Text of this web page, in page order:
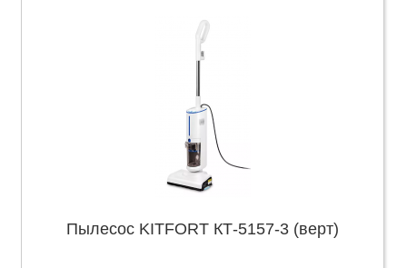
Пылесос KITFORT КТ-5157-3 (верт)